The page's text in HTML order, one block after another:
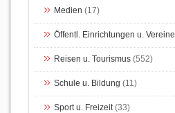
Medien (17)
Öffentl. Einrichtungen u. Vereine
Reisen u. Tourismus (552)
Schule u. Bildung (11)
Sport u. Freizeit(33)